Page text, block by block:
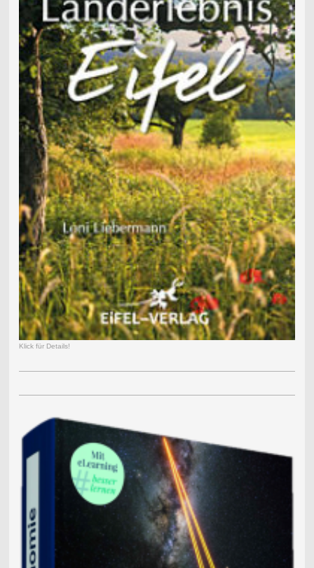
Klick für Details!